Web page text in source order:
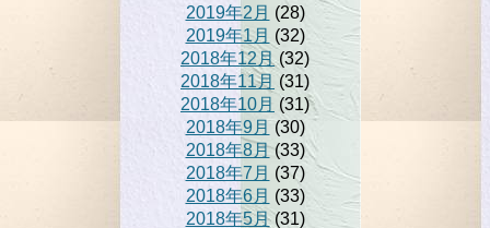
2019年2月 (28)
2019年1月 (32)
2018年12月(32)
2018年11月 (31)
2018年10月 (31)
2018年9月(30)
2018年8月(33)
2018年7月 (37)
2018年6月 (33)
2018年5月(31)